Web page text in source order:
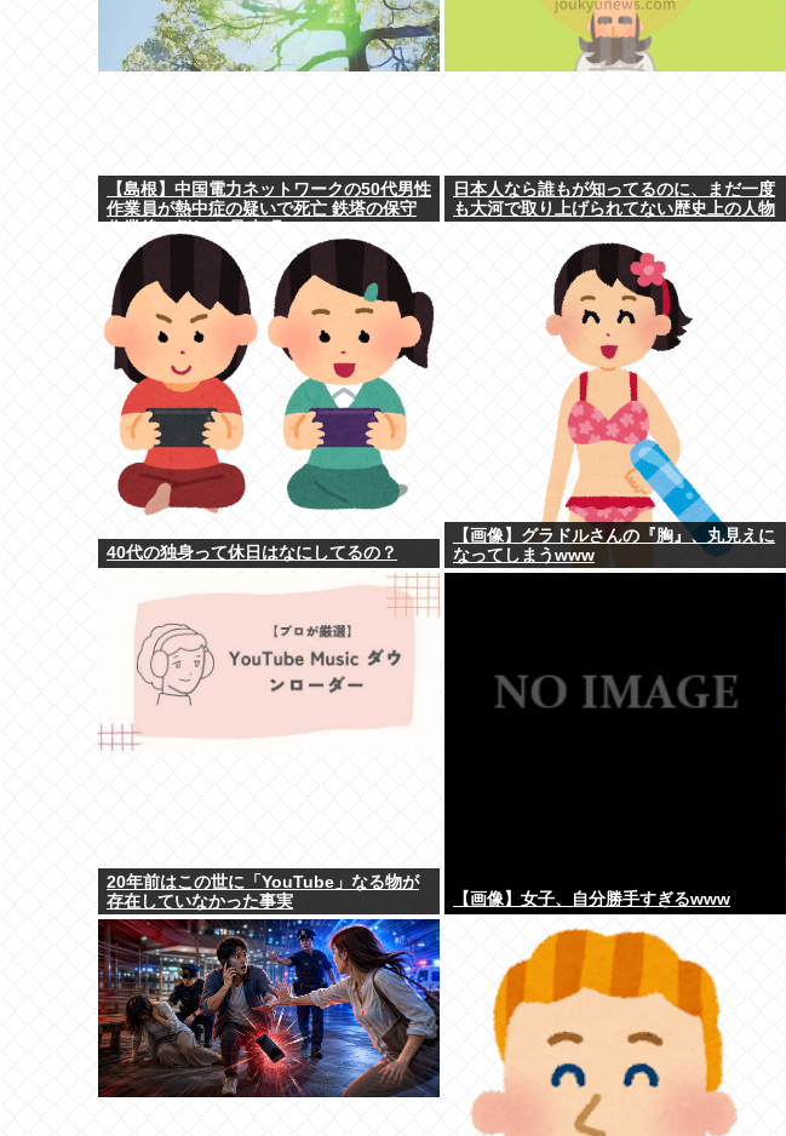
【島根】中国電力ネットワークの50代男性
作業員が熱中症の疑いで死亡 鉄塔の保守
日本人なら誰もが知ってるのに、まだ一度
も大河で取り上げられてない歴史上の人物
40代の独身って休日はなにしてるの？
【画像】グラドルさんの『胸』、丸見えに
なってしまうwww
20年前はこの世に「YouTube」なる物が
存在していなかった事実
【画像】女子、自分勝手すぎるwww